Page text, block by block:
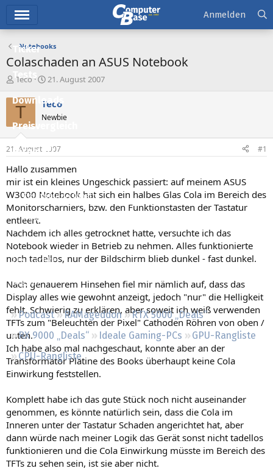
Ticker
Tests
Downloads
Preisvergleich
Forum
Aktuelles
Empfohlene Inhalte
Neue Beiträge
Neueste Aktivitäten
Leserartikel
Regeln
Podcast RAMageddon
RTX 5000 „Deals“
RX 9000 „Deals“
Ideale Gaming-PCs
GPU-Rangliste
CPU-Rangliste
Anmelden
Notebooks
Colaschaden an ASUS Notebook
E
s
e
e
r
Teco
E
s
e
t
a
m
21. August 2007
T Teco
Newbie
21. August 2007 #1
Hallo zusammen
mir ist ein kleines Ungeschick passiert: auf meinem ASUS
W3000 Notebook hat sich ein halbes Glas Cola im Bereich des
Monitorscharniers, bzw. den Funktionstasten der Tastatur
entleert.
Nachdem ich alles getrocknet hatte, versuchte ich das
Notebook wieder in Betrieb zu nehmen. Alles funktionierte
noch tadellos, nur der Bildschirm blieb dunkel - fast dunkel.
Nach genauerem Hinsehen fiel mir nämlich auf, dass das
Display alles wie gewohnt anzeigt, jedoch "nur" die Helligkeit
fehlt. Schwierig zu erklären, aber soweit ich weiß verwenden
TFTs zum "Beleuchten der Pixel" Cathoden Röhren von oben /
unten.
Ich habe also mal nachgeschaut, konnte aber an der
Transformator Platine des Books überhaupt keine Cola
Einwirkung feststellen.
Komplett habe ich das gute Stück noch nicht auseinander
genommen, es könnte natürlich sein, dass die Cola im
Inneren unter der Tastatur Schaden angerichtet hat, aber
dann würde nach meiner Logik das Gerät sonst nicht tadellos
funktionieren und die Cola Einwirkung müsste im Bereich des
TFTs zu sehen sein, ist sie aber nicht.